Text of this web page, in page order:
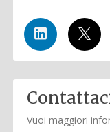
Vuoi maggiori